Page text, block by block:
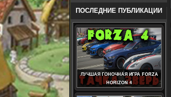
ПОСЛЕДНИЕ ПУБЛИКАЦИИ
ЛУЧШАЯ ГОНОЧНАЯ ИГРА FORZA
HORIZON 4